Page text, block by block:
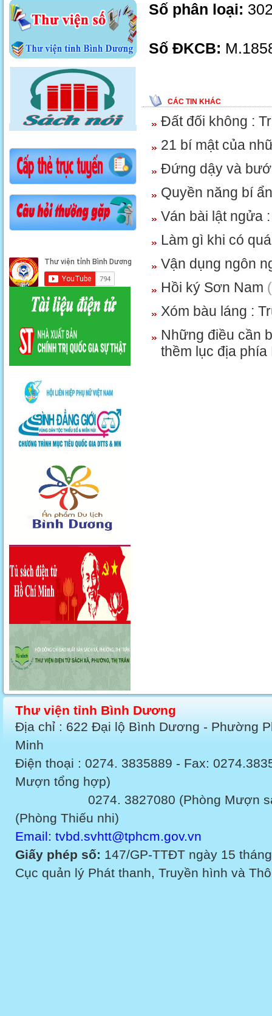
Số phân loại:
Số ĐKCB:
CÁC TIN KHÁC
Đất đối không :
21 bí mật của
Đứng dậy và
Quyền năng bí
Ván bài lật ngửa
Làm gì khi có
Vận dụng ngôn
Hồi ký Sơn Nam
Xóm bàu láng :
Những điều cần
thềm lục địa
Thư viện tỉnh Bình Dương
Địa chỉ : 622 Đại lộ Bình Dương - Phường
Minh
Điện thoại : 0274. 3835889 - Fax:
Mượn tổng hợp)
0274. 3827080 (Phòng Mượn sách
(Phòng Thiếu nhi)
Email: tvbd.svhtt@tphcm.gov.vn
Giấy phép số: 147/GP-TTĐT ngày 15
Cục quản lý Phát thanh, Truyền hình và